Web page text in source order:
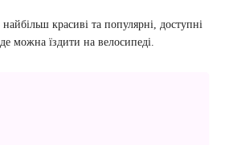
найбільш красиві та популярні, доступні
можна їздити на велосипеді.